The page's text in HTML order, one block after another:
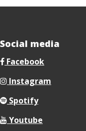
Social media
Facebook
Instagram
Spotify
Youtube